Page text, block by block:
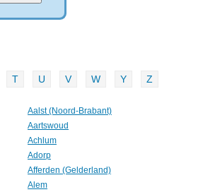
T U V W Y Z
Aalst (Noord-Brabant)
Aartswoud
Achlum
Adorp
Afferden (Gelderland)
Alem